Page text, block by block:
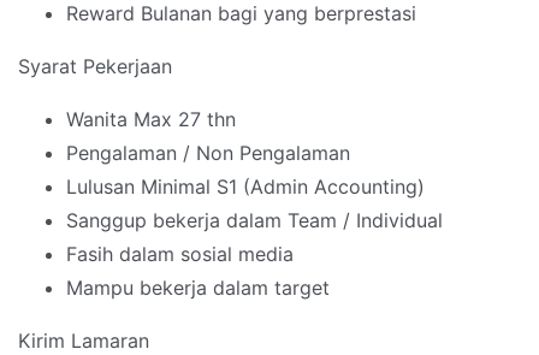
Reward Bulanan bagi yang berprestasi
Syarat Pekerjaan
Wanita Max 27 thn
Pengalaman / Non Pengalaman
Lulusan Minimal S1 (Admin Accounting)
Sanggup bekerja dalam Team / Individual
Fasih dalam sosial media
Mampu bekerja dalam target
Kirim Lamaran